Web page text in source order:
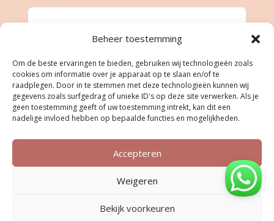
Beheer toestemming
Om de beste ervaringen te bieden, gebruiken wij technologieën zoals
cookies om informatie over je apparaat op te slaan en/of te
raadplegen. Door in te stemmen met deze technologieën kunnen wij
gegevens zoals surfgedrag of unieke ID's op deze site verwerken. Als je
geen toestemming geeft of uw toestemming intrekt, kan dit een
nadelige invloed hebben op bepaalde functies en mogelijkheden.
Accepteren
Weigeren
Bekijk voorkeuren
Geboortedatum
Inschrijven